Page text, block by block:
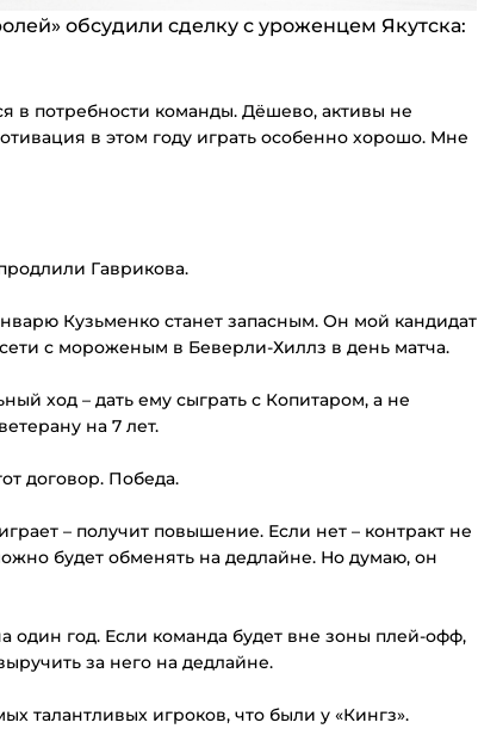
обсудили сделку с уроженцем Якутска:
в потребности команды. Дёшево, активы не
в этом году играть особенно хорошо. Мне
Гаврикова.
Кузьменко станет запасным. Он мой кандидат
с мороженым в Беверли-Хиллз в день матча.
ход – дать ему сыграть с Копитаром, а не
на 7 лет.
договор. Победа.
– получит повышение. Если нет – контракт не
будет обменять на дедлайне. Но думаю, он
один год. Если команда будет вне зоны плей-офф,
за него на дедлайне.
талантливых игроков, что были у «Кингз».